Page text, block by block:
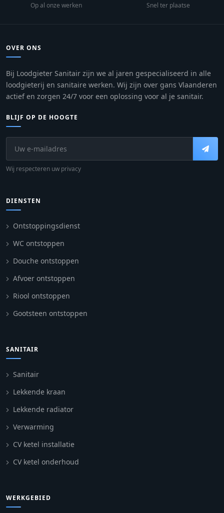
Op al onze werken Snel ter plaatse
OVER ONS
Bij Loodgieter Sanitair zijn we al jaren gespecialiseerd in alle
loodgieterij en sanitaire werken. Wij zijn over gans Vlaanderen
actief en zorgen 24/7 voor een oplossing voor al je sanitair.
BLIJF OP DE HOOGTE
Wij respecteren uw privacy
DIENSTEN
Ontstoppingsdienst
WC ontstoppen
Douche ontstoppen
Afvoer ontstoppen
Riool ontstoppen
Gootsteen ontstoppen
SANITAIR
Sanitair
Lekkende kraan
Lekkende radiator
Verwarming
CV ketel installatie
CV ketel onderhoud
WERKGEBIED